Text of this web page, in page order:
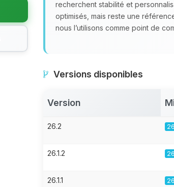
recherchent stabilité et
optimisés, mais reste une
nous l’utilisons comme point de
Versions disponibles
Version
26.2
26.1.2
26.1.1